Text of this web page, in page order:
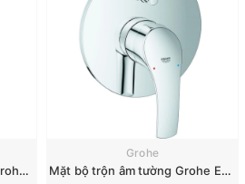
Sen tay và giá đỡ sen tay Grohe Euphoria 2 chế độ | 27230001
Grohe
Mặt bộ trộn âm tường Grohe Eurosmart | 19450002